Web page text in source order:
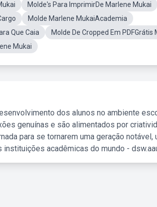
Molde's Para ImprimirDe Marlene Mukai
Molde Marlene MukaiAcademia
Que Caia
Molde De Cropped Em PDFGrátis
Mukai
dos alunos no ambiente
genuínas e são alimentados por
para se tornarem uma geração notável,
acadêmicas do mundo -